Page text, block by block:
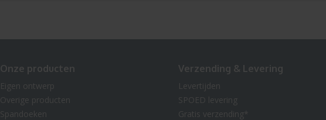
Onze producten
Eigen ontwerp
Overige producten
Spandoeken
Verzending & Levering
Levertijden
SPOED levering
Gratis verzending*